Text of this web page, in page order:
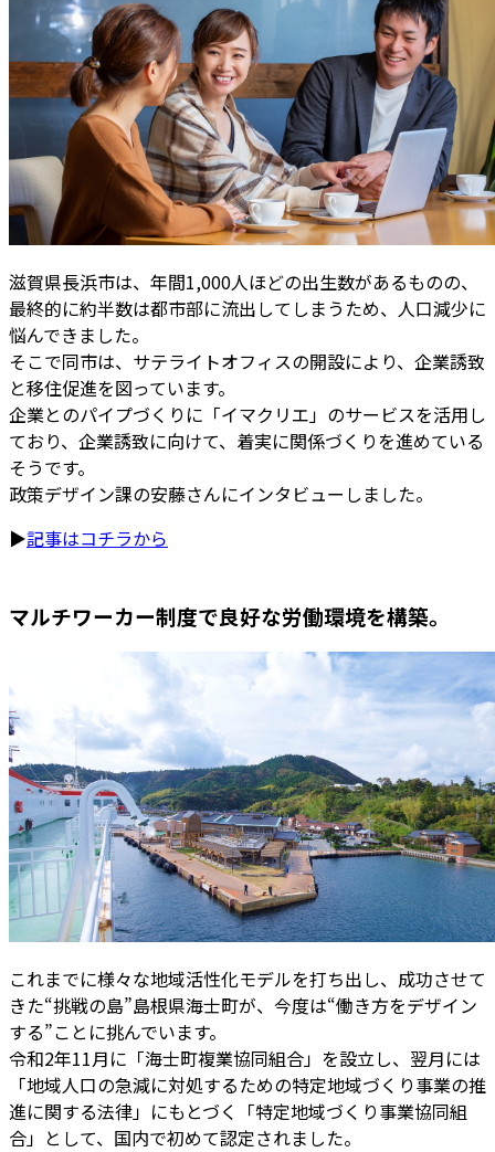
滋賀県長浜市は、年間1,000人ほどの出生数があるものの、
最終的に約半数は都市部に流出してしまうため、人口減少に
悩んできました。
そこで同市は、サテライトオフィスの開設により、企業誘致
と移住促進を図っています。
企業とのパイプづくりに「イマクリエ」のサービスを活用し
ており、企業誘致に向けて、着実に関係づくりを進めている
そうです。
政策デザイン課の安藤さんにインタビューしました。
▶記事はコチラから
マルチワーカー制度で良好な労働環境を構築。
これまでに様々な地域活性化モデルを打ち出し、成功させて
きた“挑戦の島”島根県海士町が、今度は“働き方をデザイン
する”ことに挑んでいます。
令和2年11月に「海士町複業協同組合」を設立し、翌月には
「地域人口の急減に対処するための特定地域づくり事業の推
進に関する法律」にもとづく「特定地域づくり事業協同組
合」として、国内で初めて認定されました。